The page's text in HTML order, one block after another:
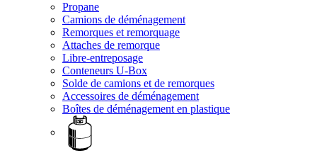
Propane
Camions de déménagement
Remorques et remorquage
Attaches de remorque
Libre-entreposage
Conteneurs U-Box
Solde de camions et de remorques
Accessoires de déménagement
Boîtes de déménagement en plastique